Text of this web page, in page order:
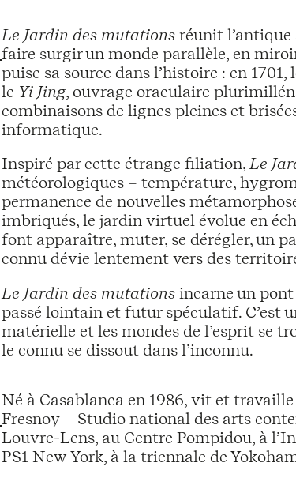
Le Jardin des mutationsréunit
faire surgir un monde parallèle, en
puise sa source dans l’histoire : en
le Yi Jing, ouvrage oraculaire
combinaisons de lignes pleines et
informatique.
Inspiré par cette étrange filiation,Le
météorologiques – température,
permanence de nouvelles
imbriqués, le jardin virtuel évolue en
font apparaître, muter, se dérégler, un
connu dévie lentement vers des
Le Jardin des mutationsincarne un pont
passé lointain et futur spéculatif. C’est
matérielle et les mondes de l’esprit se
le connu se dissout dans l’inconnu.
Né à Casablanca en 1986, vit et
Fresnoy – Studio national des arts
Louvre-Lens, au Centre Pompidou, à
PS1 New York, à la triennale de